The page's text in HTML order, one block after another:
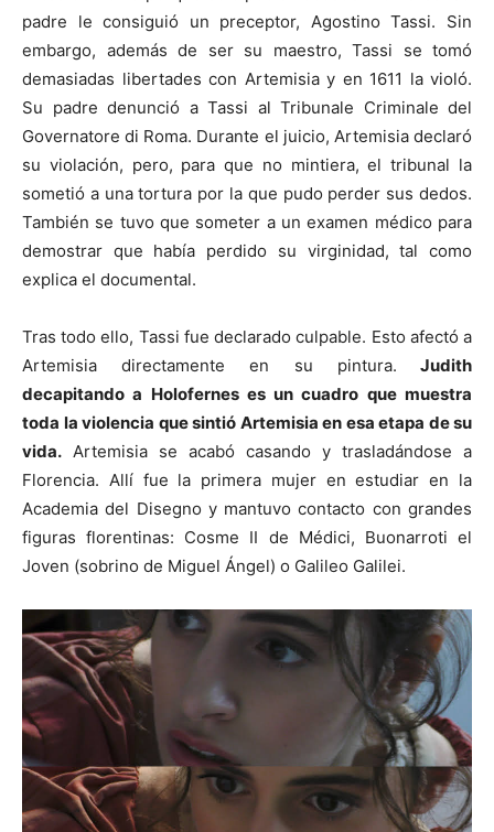
padre le consiguió un preceptor, Agostino Tassi. Sin
embargo, además de ser su maestro, Tassi se tomó
demasiadas libertades con Artemisia y en 1611 la violó.
Su padre denunció a Tassi al Tribunale Criminale del
Governatore di Roma. Durante el juicio, Artemisia declaró
su violación, pero, para que no mintiera, el tribunal la
sometió a una tortura por la que pudo perder sus dedos.
También se tuvo que someter a un examen médico para
demostrar que había perdido su virginidad, tal como
explica el documental.
Tras todo ello, Tassi fue declarado culpable. Esto afectó a
Artemisia directamente en su pintura. Judith
decapitando a Holofernes es un cuadro que muestra
toda la violencia que sintió Artemisia en esa etapa de su
vida. Artemisia se acabó casando y trasladándose a
Florencia. Allí fue la primera mujer en estudiar en la
Academia del Disegno y mantuvo contacto con grandes
figuras florentinas: Cosme II de Médici, Buonarroti el
Joven (sobrino de Miguel Ángel) o Galileo Galilei.